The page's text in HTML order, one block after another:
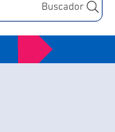
Buscador